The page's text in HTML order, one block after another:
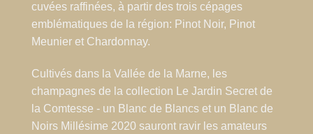
cuvées raffinées, à partir des trois cépages
emblématiques de la région: Pinot Noir, Pinot
Meunier et Chardonnay.
Cultivés dans la Vallée de la Marne, les
champagnes de la collection Le Jardin Secret de
la Comtesse - un Blanc de Blancs et un Blanc de
Noirs Millésime 2020 sauront ravir les amateurs